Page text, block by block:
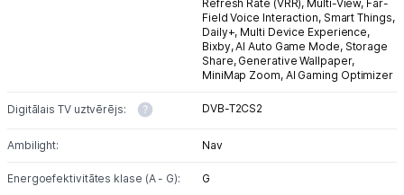
Refresh Rate (VRR), Multi-View, Far-
Field Voice Interaction, Smart Things,
Daily+, Multi Device Experience,
Bixby,AI Auto Game Mode, Storage
Share, Generative Wallpaper,
MiniMap Zoom, AI Gaming Optimizer
Digitālais TV uztvērējs: DVB-T2CS2
Ambilight: Nav
Energoefektivitātes klase (A - G): G